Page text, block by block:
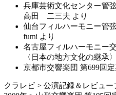
兵庫芸術文化センター管
高田 二三夫 より
仙台フィルハーモニー管
fumi より
名古屋フィルハーモニー
〈日本の地方文化の継承〉
京都市交響楽団 第699回
クラレビ > 公演記録＆レビュー